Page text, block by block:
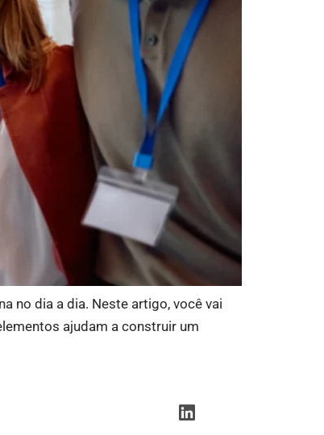
no dia a dia. Neste artigo, você vai
ajudam a construir um